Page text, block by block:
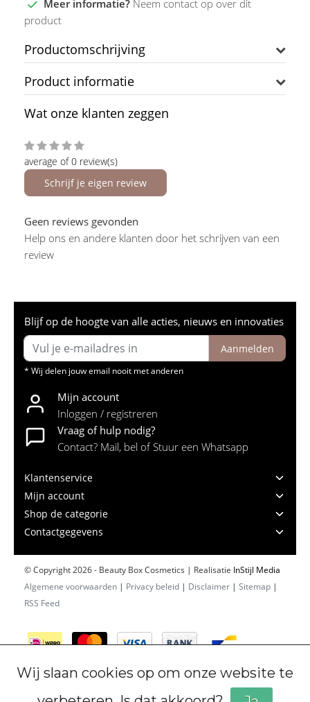
Meer informatie? Neem contact op over dit
product
Productomschrijving
Product informatie
Wat onze klanten zeggen
average of 0 review(s)
Schrijf je eigen review
Geen reviews gevonden
Help ons en andere klanten door het schrijven van een
review
Blijf op de hoogte van alle acties, nieuws en innovaties
Aanmelden
* Wij delen jouw email nooit met anderen
Mijn account
Inloggen / registreren
Vraag of hulp nodig?
Contact? Mail, bel of Stuur een Whatsapp
Klantenservice
Mijn account
Shop de categorie
Contactgegevens
© Copyright 2026 - Beauty Box Cosmetics | Realisatie InStijl Media
Algemene voorwaarden | Privacy beleid | Disclaimer | Sitemap |
RSS Feed
Wij slaan cookies op om onze website te